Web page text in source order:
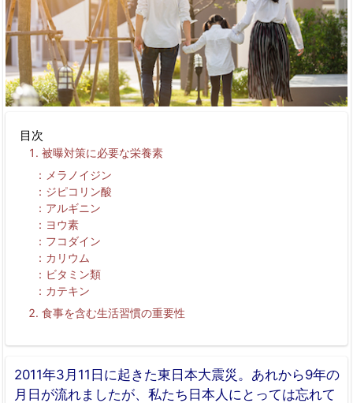
目次
被曝対策に必要な栄養素
メラノイジン
ジピコリン酸
アルギニン
ヨウ素
フコダイン
カリウム
ビタミン類
カテキン
食事を含む生活習慣の重要性
2011年3月11日に起きた東日本大震災。あれから9年の
月日が流れましたが、私たち日本人にとっては忘れて